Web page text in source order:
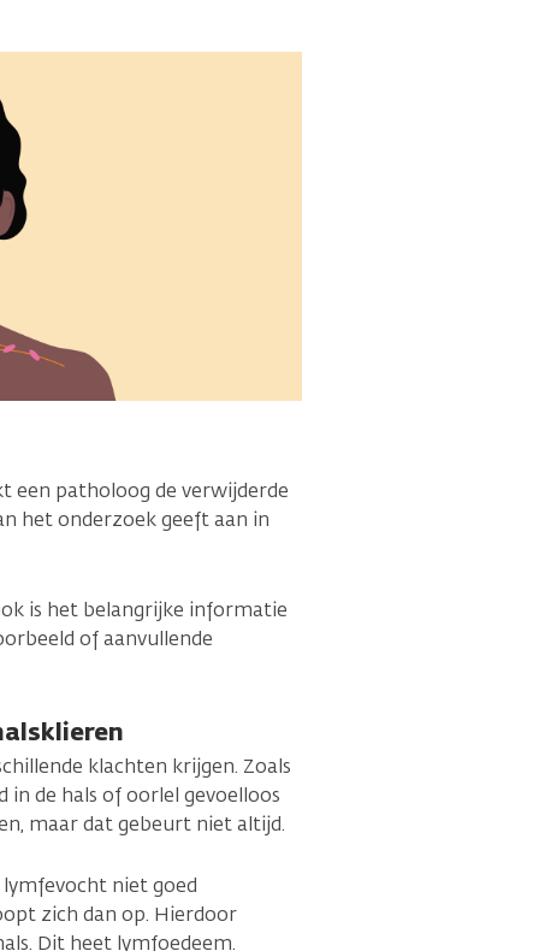
een patholoog de verwijderde
het onderzoek geeft aan in
is het belangrijke informatie
of aanvullende
klachten krijgen. Zoals
in de hals of oorlel gevoelloos
maar dat gebeurt niet altijd.
niet goed
zich dan op. Hierdoor
Dit heet lymfoedeem.